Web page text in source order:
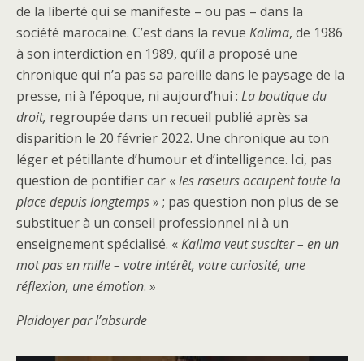
de la liberté qui se manifeste – ou pas – dans la
société marocaine. C’est dans la revue Kalima, de 1986
à son interdiction en 1989, qu’il a proposé une
chronique qui n’a pas sa pareille dans le paysage de la
presse, ni à l’époque, ni aujourd’hui : La boutique du
droit, regroupée dans un recueil publié après sa
disparition le 20 février 2022. Une chronique au ton
léger et pétillante d’humour et d’intelligence. Ici, pas
question de pontifier car «les raseurs occupent toute la
place depuis longtemps» ; pas question non plus de se
substituer à un conseil professionnel ni à un
enseignement spécialisé. «Kalima veut susciter – en un
mot pas en mille – votre intérêt, votre curiosité, une
réflexion, une émotion. »
Plaidoyer par l’absurde